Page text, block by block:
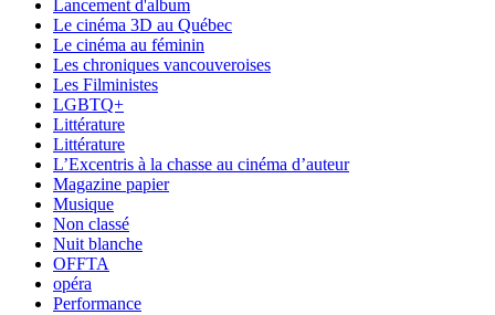
Lancement d'album
Le cinéma 3D au Québec
Le cinéma au féminin
Les chroniques vancouveroises
Les Filministes
LGBTQ+
Littérature
Littérature
L’Excentris à la chasse au cinéma d’auteur
Magazine papier
Musique
Non classé
Nuit blanche
OFFTA
opéra
Performance